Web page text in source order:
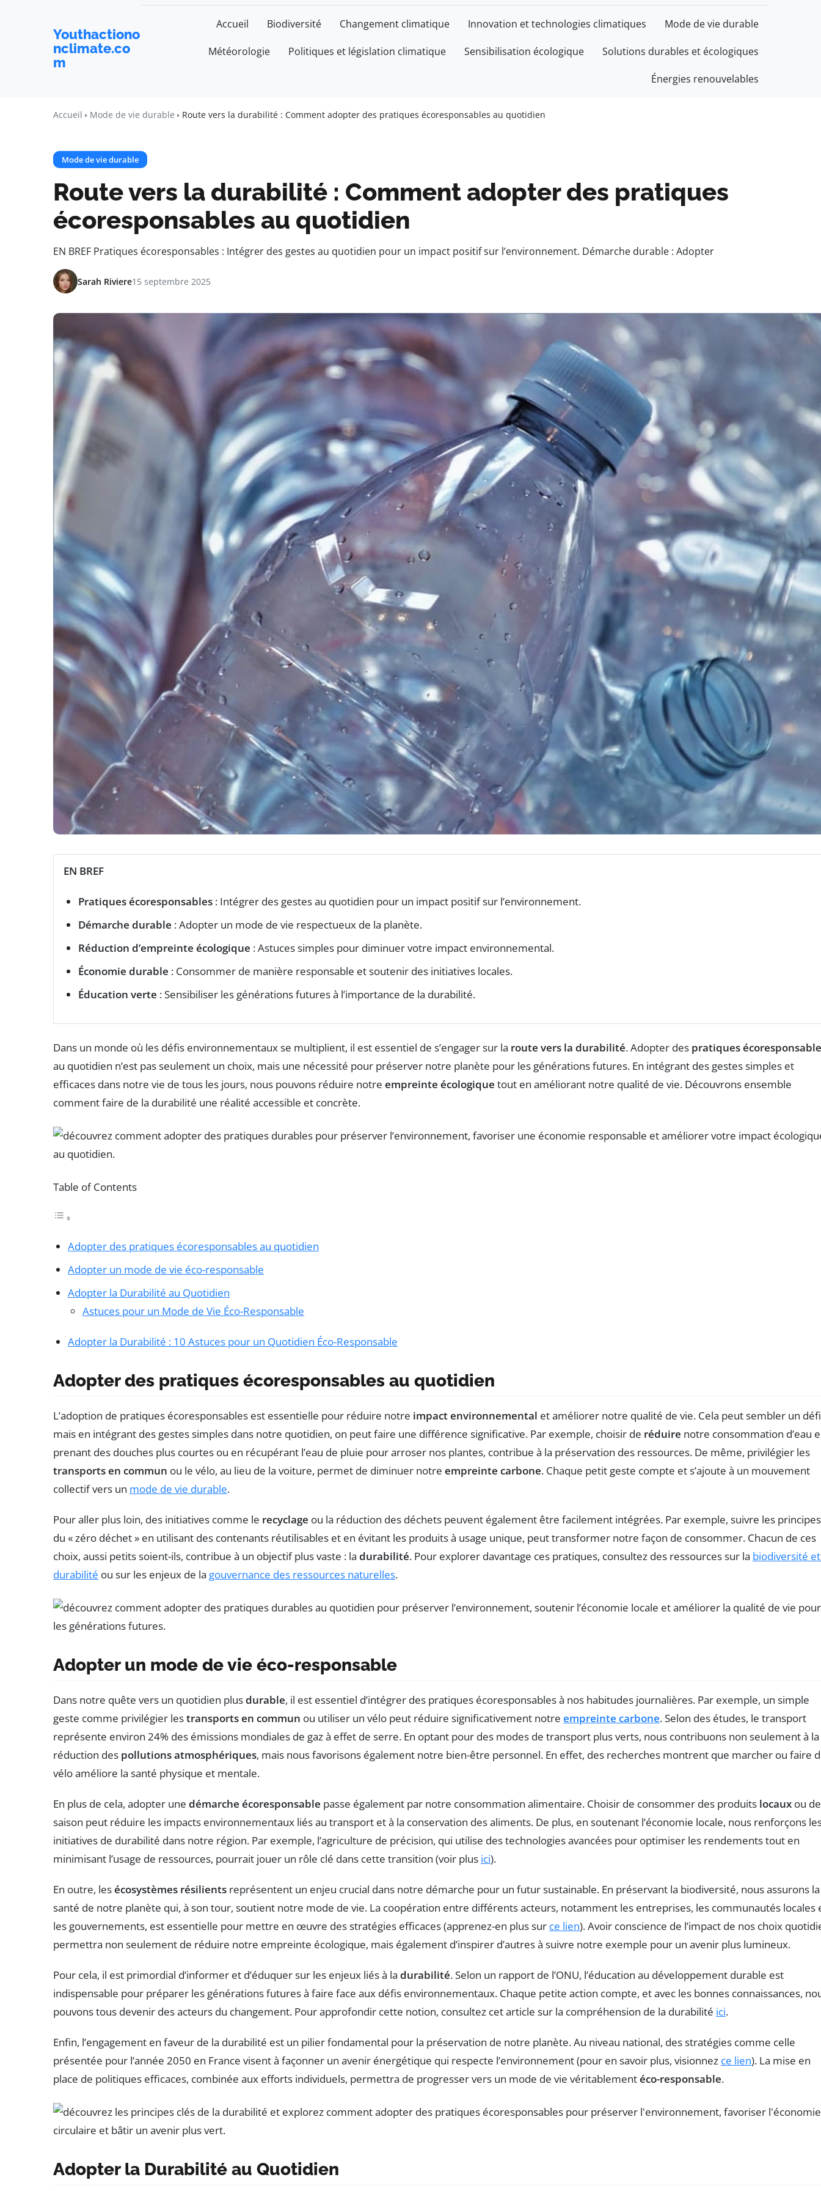
Youthactiono
nclimate.co
m
Accueil Biodiversité Changement climatique Innovation et technologies climatiques Mode de vie durable
Météorologie Politiques et législation climatique Sensibilisation écologique Solutions durables et écologiques
Énergies renouvelables
Accueil Mode de vie durable Route vers la durabilité : Comment adopter des pratiques écoresponsables au quotidien
Mode de vie durable
Route vers la durabilité : Comment adopter des pratiques
écoresponsables au quotidien
EN BREF Pratiques écoresponsables : Intégrer des gestes au quotidien pour un impact positif sur l’environnement. Démarche durable : Adopter
Sarah Riviere15 septembre 2025
EN BREF
Pratiques écoresponsables : Intégrer des gestes au quotidien pour un impact positif sur l’environnement.
Démarche durable : Adopter un mode de vie respectueux de la planète.
Réduction d’empreinte écologique : Astuces simples pour diminuer votre impact environnemental.
Économie durable : Consommer de manière responsable et soutenir des initiatives locales.
Éducation verte : Sensibiliser les générations futures à l’importance de la durabilité.
Dans un monde où les défis environnementaux se multiplient, il est essentiel de s’engager sur la route vers la durabilité. Adopter des pratiques
au quotidien n’est pas seulement un choix, mais une nécessité pour préserver notre planète pour les générations futures. En intégrant des gestes simples et
efficaces dans notre vie de tous les jours, nous pouvons réduire notre empreinte écologique tout en améliorant notre qualité de vie. Découvrons ensemble
comment faire de la durabilité une réalité accessible et concrète.
Table of Contents
Adopter des pratiques écoresponsables au quotidien
Adopter un mode de vie éco-responsable
Adopter la Durabilité au Quotidien
Astuces pour un Mode de Vie Éco-Responsable
Adopter la Durabilité : 10 Astuces pour un Quotidien Éco-Responsable
Adopter des pratiques écoresponsables au quotidien
L’adoption de pratiques écoresponsables est essentielle pour réduire notre impact environnemental et améliorer notre qualité de vie. Cela peut sembler un
mais en intégrant des gestes simples dans notre quotidien, on peut faire une différence significative. Par exemple, choisir de réduire notre consommation d’eau
prenant des douches plus courtes ou en récupérant l’eau de pluie pour arroser nos plantes, contribue à la préservation des ressources. De même, privilégier les
transports en commun ou le vélo, au lieu de la voiture, permet de diminuer notre empreinte carbone. Chaque petit geste compte et s’ajoute à un mouvement
collectif vers un mode de vie durable.
Pour aller plus loin, des initiatives comme le recyclage ou la réduction des déchets peuvent également être facilement intégrées. Par exemple, suivre les principes
du « zéro déchet » en utilisant des contenants réutilisables et en évitant les produits à usage unique, peut transformer notre façon de consommer. Chacun de ces
choix, aussi petits soient-ils, contribue à un objectif plus vaste : la durabilité. Pour explorer davantage ces pratiques, consultez des ressources sur la biodiversité
durabilité ou sur les enjeux de la gouvernance des ressources naturelles.
Adopter un mode de vie éco-responsable
Dans notre quête vers un quotidien plusdurable, il est essentiel d’intégrer des pratiques écoresponsables à nos habitudes journalières. Par exemple, un simple
geste comme privilégier lestransports en commun ou utiliser un vélo peut réduire significativement notre empreinte carbone. Selon des études, le transport
représente environ 24% des émissions mondiales de gaz à effet de serre. En optant pour des modes de transport plus verts, nous contribuons non seulement à la
réduction des pollutions atmosphériques, mais nous favorisons également notre bien-être personnel. En effet, des recherches montrent que marcher ou faire
vélo améliore la santé physique et mentale.
En plus de cela, adopter une démarche écoresponsable passe également par notre consommation alimentaire. Choisir de consommer des produits locaux ou de
saison peut réduire les impacts environnementaux liés au transport et à la conservation des aliments. De plus, en soutenant l’économie locale, nous renforçons
initiatives de durabilité dans notre région. Par exemple, l’agriculture de précision, qui utilise des technologies avancées pour optimiser les rendements tout en
minimisant l’usage de ressources, pourrait jouer un rôle clé dans cette transition (voir plus ici).
En outre, lesécosystèmes résilients représentent un enjeu crucial dans notre démarche pour un futur sustainable. En préservant la biodiversité, nous assurons la
santé de notre planète qui, à son tour, soutient notre mode de vie. La coopération entre différents acteurs, notamment les entreprises, les communautés locales
les gouvernements, est essentielle pour mettre en œuvre des stratégies efficaces (apprenez-en plus sur ce lien). Avoir conscience de l’impact de nos choix
permettra non seulement de réduire notre empreinte écologique, mais également d’inspirer d’autres à suivre notre exemple pour un avenir plus lumineux.
Pour cela, il est primordial d’informer et d’éduquer sur les enjeux liés à la durabilité. Selon un rapport de l’ONU, l’éducation au développement durable est
indispensable pour préparer les générations futures à faire face aux défis environnementaux. Chaque petite action compte, et avec les bonnes connaissances,
pouvons tous devenir des acteurs du changement. Pour approfondir cette notion, consultez cet article sur la compréhension de la durabilité ici.
Enfin, l’engagement en faveur de la durabilité est un pilier fondamental pour la préservation de notre planète. Au niveau national, des stratégies comme celle
présentée pour l’année 2050 en France visent à façonner un avenir énergétique qui respecte l’environnement (pour en savoir plus, visionnez ce lien). La mise en
place de politiques efficaces, combinée aux efforts individuels, permettra de progresser vers un mode de vie véritablementéco-responsable.
Adopter la Durabilité au Quotidien